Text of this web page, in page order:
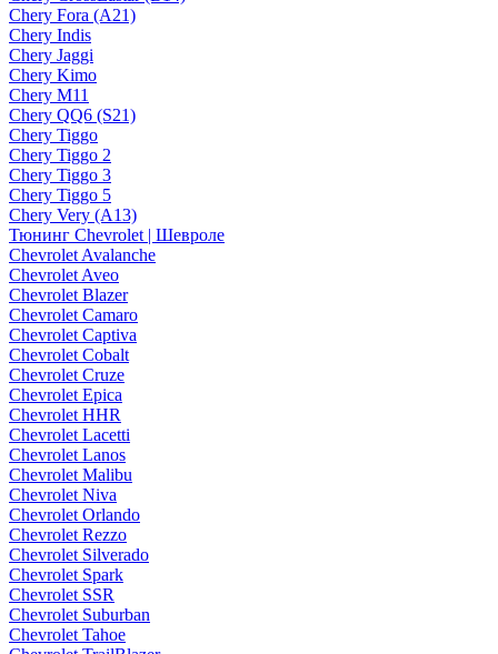
Chery Fora (A21)
Chery Indis
Chery Jaggi
Chery Kimo
Chery M11
Chery QQ6 (S21)
Chery Tiggo
Chery Tiggo 2
Chery Tiggo 3
Chery Tiggo 5
Chery Very (A13)
Тюнинг Chevrolet | Шевроле
Chevrolet Avalanche
Chevrolet Aveo
Chevrolet Blazer
Chevrolet Camaro
Chevrolet Captiva
Chevrolet Cobalt
Chevrolet Cruze
Chevrolet Epica
Chevrolet HHR
Chevrolet Lacetti
Chevrolet Lanos
Chevrolet Malibu
Chevrolet Niva
Chevrolet Orlando
Chevrolet Rezzo
Chevrolet Silverado
Chevrolet Spark
Chevrolet SSR
Chevrolet Suburban
Chevrolet Tahoe